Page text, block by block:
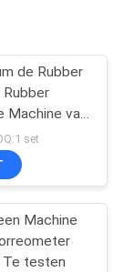
de Rubber
Machine van
voor
PC
set
Machine
Te testen